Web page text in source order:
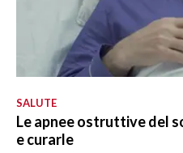
SALUTE
Le apnee ostruttive del
e curarle